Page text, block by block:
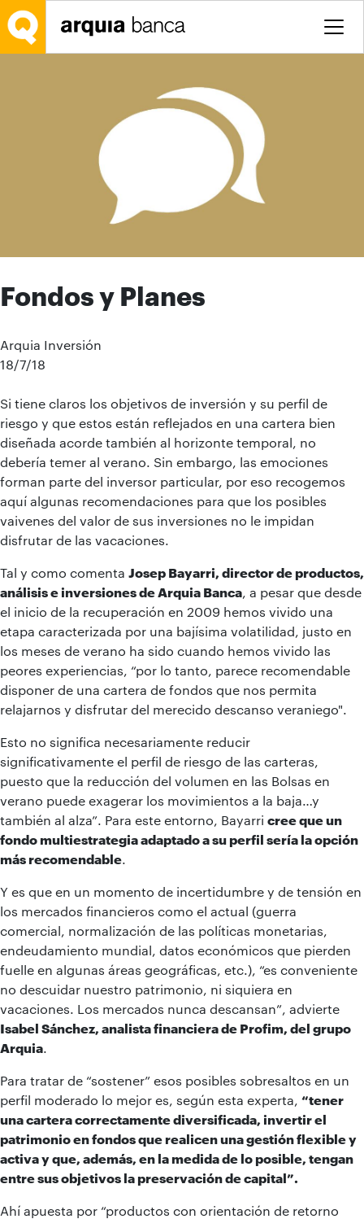
Saltar al contenido principal
Fondos y Planes
Arquia Inversión
18/7/18
Si tiene claros los objetivos de inversión y su perfil de
riesgo y que estos están reflejados en una cartera bien
diseñada acorde también al horizonte temporal, no
debería temer al verano. Sin embargo, las emociones
forman parte del inversor particular, por eso recogemos
aquí algunas recomendaciones para que los posibles
vaivenes del valor de sus inversiones no le impidan
disfrutar de las vacaciones.
Tal y como comenta Josep Bayarri, director de productos,
análisis e inversiones de Arquia Banca , a pesar que desde
el inicio de la recuperación en 2009 hemos vivido una
etapa caracterizada por una bajísima volatilidad, justo en
los meses de verano ha sido cuando hemos vivido las
peores experiencias, “por lo tanto, parece recomendable
disponer de una cartera de fondos que nos permita
relajarnos y disfrutar del merecido descanso veraniego".
Esto no significa necesariamente reducir
significativamente el perfil de riesgo de las carteras,
puesto que la reducción del volumen en las Bolsas en
verano puede exagerar los movimientos a la baja…y
también al alza”. Para este entorno, Bayarri cree que un
fondo multiestrategia adaptado a su perfil sería la opción
más recomendable
Y es que en un momento de incertidumbre y de tensión en
los mercados financieros como el actual (guerra
comercial, normalización de las políticas monetarias,
endeudamiento mundial, datos económicos que pierden
fuelle en algunas áreas geográficas, etc.), “es conveniente
no descuidar nuestro patrimonio, ni siquiera en
vacaciones. Los mercados nunca descansan”, advierte
Isabel Sánchez, analista financiera de Profim, del grupo
Arquia
Para tratar de “sostener” esos posibles sobresaltos en un
perfil moderado lo mejor es, según esta experta, “tener
una cartera correctamente diversificada, invertir el
patrimonio en fondos que realicen una gestión flexible y
activa y que, además, en la medida de lo posible, tengan
entre sus objetivos la preservación de capital”.
Ahí apuesta por “productos con orientación de retorno